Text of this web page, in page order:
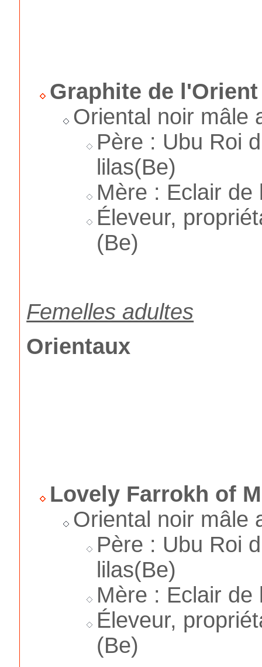
Graphite de l'Orient
Oriental noir mâle
Père : Ubu Roi
lilas(Be)
Mère : Eclair de
Éleveur,
(Be)
Femelles adultes
Orientaux
Lovely Farrokh of
Oriental noir mâle
Père : Ubu Roi
lilas(Be)
Mère : Eclair de
Éleveur,
(Be)